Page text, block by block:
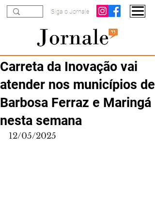
Siga o Jornale
Carreta da Inovação vai
atender nos municípios de
Barbosa Ferraz e Maringá
nesta semana
12/05/2025